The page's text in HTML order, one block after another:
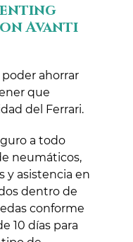
Avanti
poder ahorrar
que
del Ferrari.
a todo
neumáticos,
y asistencia en
dentro de
conforme
10 días para